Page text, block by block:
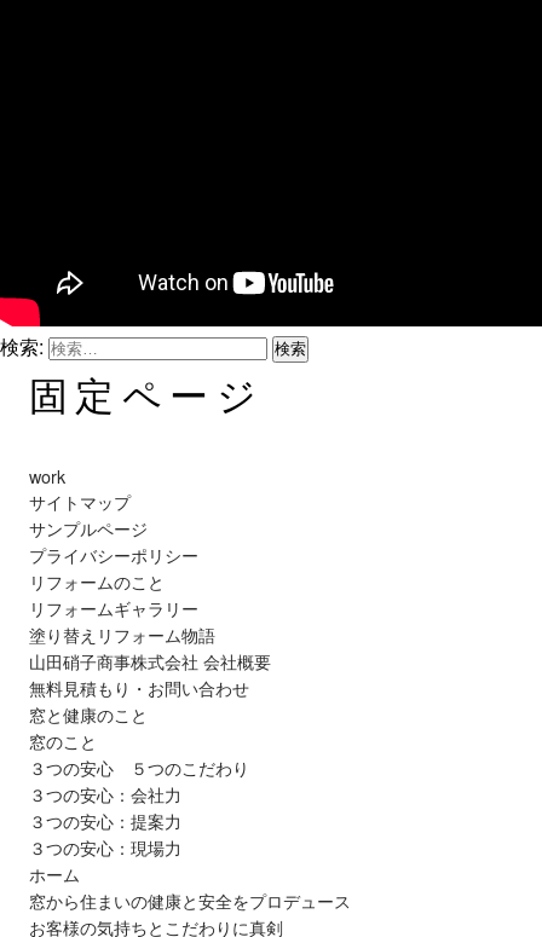
検索:
固定ページ
work
サイトマップ
サンプルページ
プライバシーポリシー
リフォームのこと
リフォームギャラリー
塗り替えリフォーム物語
山田硝子商事株式会社 会社概要
無料見積もり・お問い合わせ
窓と健康のこと
窓のこと
３つの安心 ５つのこだわり
３つの安心：会社力
３つの安心：提案力
３つの安心：現場力
ホーム
窓から住まいの健康と安全をプロデュース
お客様の気持ちとこだわりに真剣